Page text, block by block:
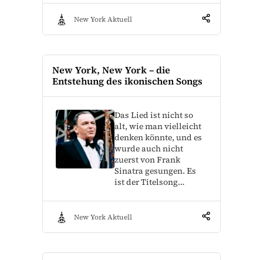
New York Aktuell
New York, New York – die
Entstehung des ikonischen Songs
Das Lied ist nicht so
alt, wie man vielleicht
denken könnte, und es
wurde auch nicht
zuerst von Frank
Sinatra gesungen. Es
ist der Titelsong…
New York Aktuell